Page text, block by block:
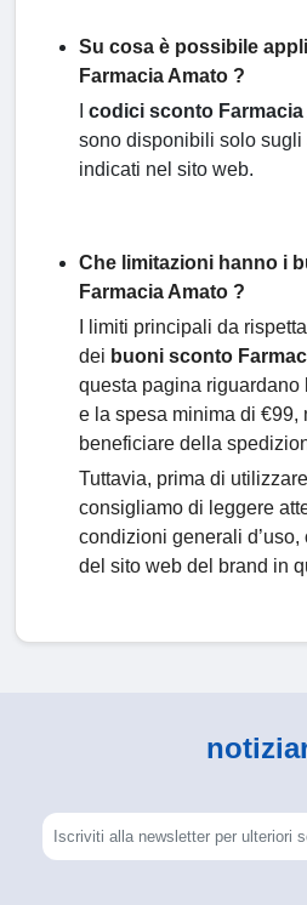
Su cosa è possibile
Farmacia Amato ?
codici sconto Farmacia
sono disponibili solo
indicati nel sito web.
Che limitazioni hanno i
Farmacia Amato ?
I limiti principali da
dei buoni sconto
questa pagina riguardano
e la spesa minima di €99,
beneficiare della
Tuttavia, prima di
consigliamo di leggere
condizioni generali
del sito web del brand in